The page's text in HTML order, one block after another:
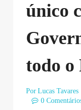
único
todo o
Por Lucas Tavares
0